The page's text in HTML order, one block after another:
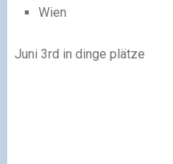
Wien
Juni 3rd in dinge plätze